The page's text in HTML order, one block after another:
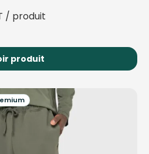
/ produit
produit